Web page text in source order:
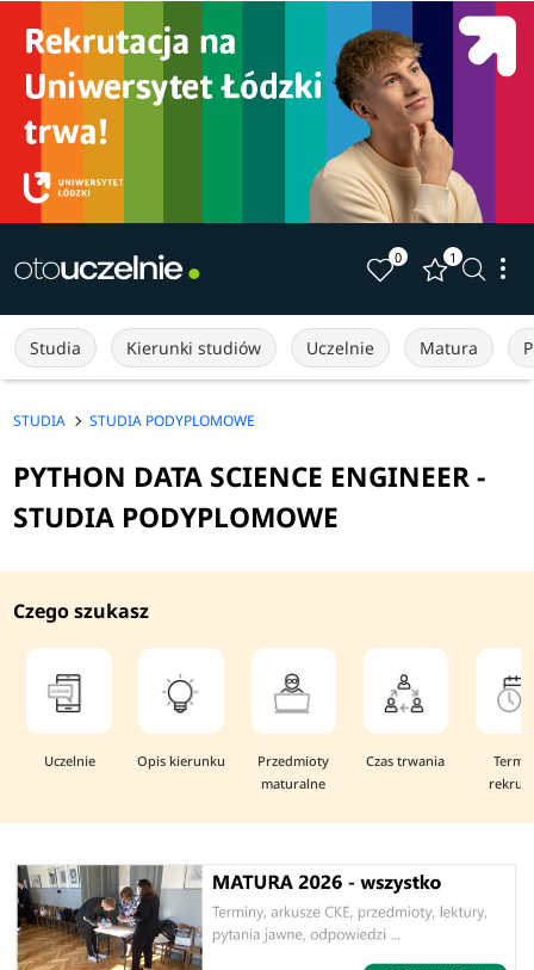
0 1
Studia Kierunki studiów Uczelnie Matura
STUDIA STUDIA PODYPLOMOWE
PYTHON DATA SCIENCE ENGINEER -
STUDIA PODYPLOMOWE
Czego szukasz
Uczelnie Opis kierunku
Przedmioty
maturalne
Czas trwania